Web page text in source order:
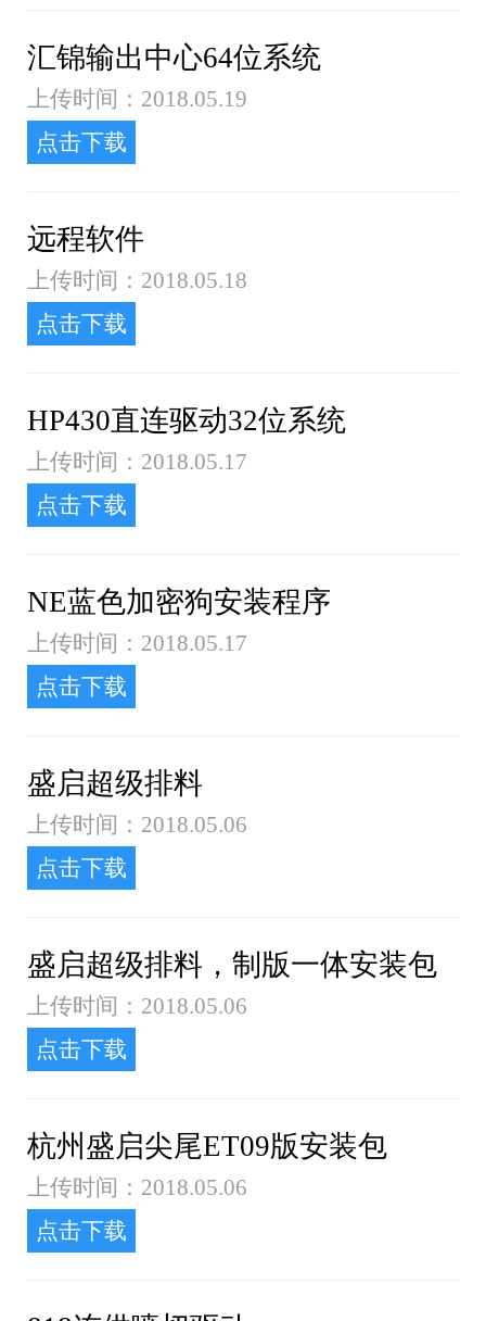
汇锦输出中心64位系统
上传时间：2018.05.19
点击下载
远程软件
上传时间：2018.05.18
点击下载
HP430直连驱动32位系统
上传时间：2018.05.17
点击下载
NE蓝色加密狗安装程序
上传时间：2018.05.17
点击下载
盛启超级排料
上传时间：2018.05.06
点击下载
盛启超级排料，制版一体安装包
上传时间：2018.05.06
点击下载
杭州盛启尖尾ET09版安装包
上传时间：2018.05.06
点击下载